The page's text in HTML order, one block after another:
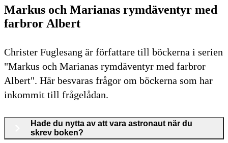
Markus och Marianas rymdäventyr med
farbror Albert
Christer Fuglesang är författare till böckerna i serien
"Markus och Marianas rymdäventyr med farbror
Albert". Här besvaras frågor om böckerna som har
inkommit till frågelådan.
Hade du nytta av att vara astronaut när du
skrev boken?